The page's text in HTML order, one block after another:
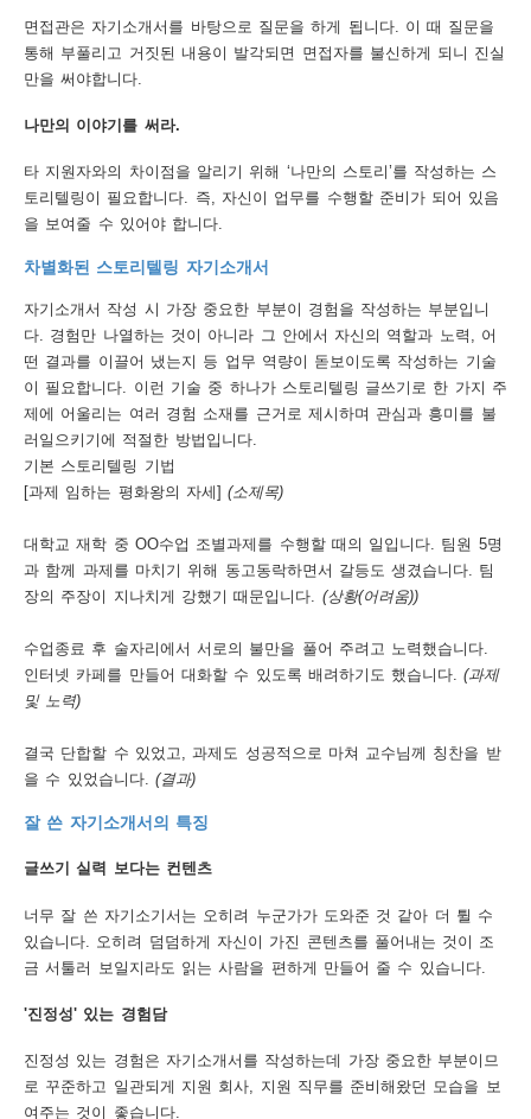
면접관은 자기소개서를 바탕으로 질문을 하게 됩니다. 이 때 질문을
통해 부풀리고 거짓된 내용이 발각되면 면접자를 불신하게 되니 진실
만을 써야합니다.
나만의 이야기를 써라.
타 지원자와의 차이점을 알리기 위해 ‘나만의 스토리’를 작성하는 스
토리텔링이 필요합니다. 즉, 자신이 업무를 수행할 준비가 되어 있음
을 보여줄 수 있어야 합니다.
차별화된 스토리텔링 자기소개서
자기소개서 작성 시 가장 중요한 부분이 경험을 작성하는 부분입니
다. 경험만 나열하는 것이 아니라 그 안에서 자신의 역할과 노력, 어
떤 결과를 이끌어 냈는지 등 업무 역량이 돋보이도록 작성하는 기술
이 필요합니다. 이런 기술 중 하나가 스토리텔링 글쓰기로 한 가지 주
제에 어울리는 여러 경험 소재를 근거로 제시하며 관심과 흥미를 불
러일으키기에 적절한 방법입니다.
기본 스토리텔링 기법
[과제 임하는 평화왕의 자세](소제목)
대학교 재학 중 OO수업 조별과제를 수행할 때의 일입니다. 팀원 5명
과 함께 과제를 마치기 위해 동고동락하면서 갈등도 생겼습니다. 팀
장의 주장이 지나치게 강했기 때문입니다. (상황(어려움))
수업종료 후 술자리에서 서로의 불만을 풀어 주려고 노력했습니다.
인터넷 카페를 만들어 대화할 수 있도록 배려하기도 했습니다.(과제
및 노력)
결국 단합할 수 있었고, 과제도 성공적으로 마쳐 교수님께 칭찬을 받
을 수 있었습니다. (결과)
잘 쓴 자기소개서의 특징
글쓰기 실력 보다는 컨텐츠
너무 잘 쓴 자기소기서는 오히려 누군가가 도와준 것 같아 더 튈 수
있습니다. 오히려 덤덤하게 자신이 가진 콘텐츠를 풀어내는 것이 조
금 서툴러 보일지라도 읽는 사람을 편하게 만들어 줄 수 있습니다.
'진정성' 있는 경험담
진정성 있는 경험은 자기소개서를 작성하는데 가장 중요한 부분이므
로 꾸준하고 일관되게 지원 회사, 지원 직무를 준비해왔던 모습을 보
여주는 것이 좋습니다.
취
사
안
내